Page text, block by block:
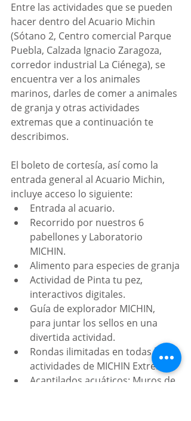
Entre las actividades que se pueden
hacer dentro del Acuario Michin
(Sótano 2, Centro comercial Parque
Puebla, Calzada Ignacio Zaragoza,
corredor industrial La Ciénega), se
encuentra ver a los animales
marinos, darles de comer a animales
de granja y otras actividades
extremas que a continuación te
describimos.
El boleto de cortesía, así como la
entrada general al Acuario Michin,
incluye acceso lo siguiente:
Entrada al acuario.
Recorrido por nuestros 6
pabellones y Laboratorio
MICHIN.
Alimento para especies de granja
Actividad de Pinta tu pez,
interactivos digitales.
Guía de explorador MICHIN,
para juntar los sellos en una
divertida actividad.
Rondas ilimitadas en todas las
actividades de MICHIN Extremo.
Acantilados acuáticos: Muros de